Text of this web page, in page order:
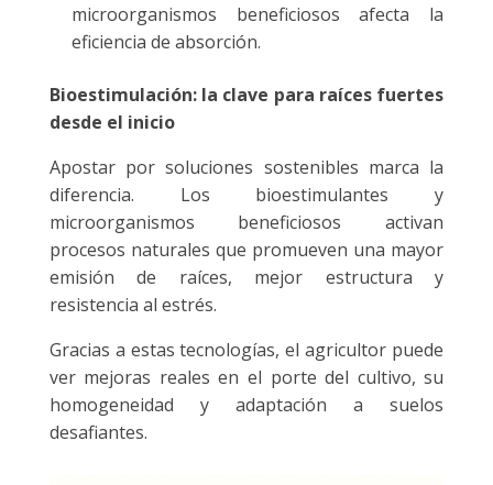
microorganismos beneficiosos afecta la
eficiencia de absorción.
Bioestimulación: la clave para raíces fuertes
desde el inicio
Apostar por soluciones sostenibles marca la
diferencia. Los bioestimulantes y
microorganismos beneficiosos activan
procesos naturales que promueven una mayor
emisión de raíces, mejor estructura y
resistencia al estrés.
Gracias a estas tecnologías, el agricultor puede
ver mejoras reales en el porte del cultivo, su
homogeneidad y adaptación a suelos
desafiantes.